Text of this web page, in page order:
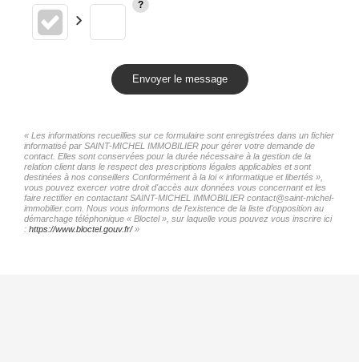
Envoyer le message
« Les informations recueillies sur ce formulaire sont enregistrées dans un fichier
informatisé par SAINT-MICHEL IMMOBILIER pour gérer votre demande de
contact. Elles sont conservées pour la durée nécessaire à la gestion de la
relation client dans le respect des prescriptions légales applicables et sont
destinées à nos conseillers Conformément à la loi « informatique et libertés »,
vous pouvez exercer votre droit d'accès aux données vous concernant et les
faire rectifier en contactant SAINT-MICHEL IMMOBILIER contact@saint-michel-
immobilier.com. Nous vous informons de l'existence de la liste d'opposition au
démarchage téléphonique « Bloctel », sur laquelle vous pouvez vous inscrire ici
: https://www.bloctel.gouv.fr/»